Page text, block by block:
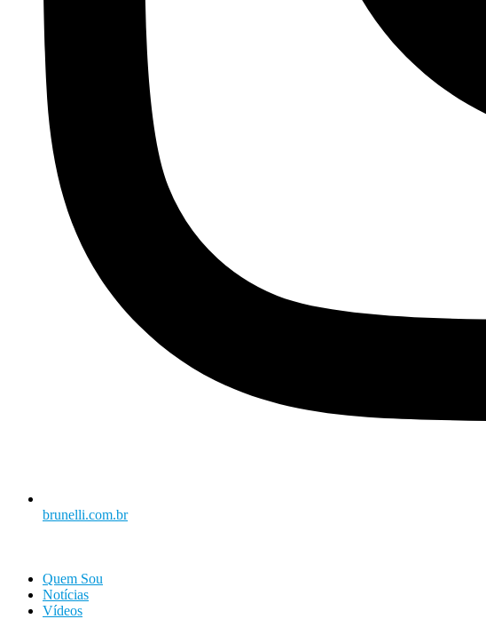
brunelli.com.br
Quem Sou
Notícias
Vídeos